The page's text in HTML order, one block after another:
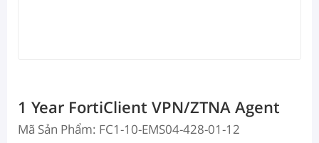
1 Year FortiClient VPN/ZTNA Agent
Mã Sản Phẩm: FC1-10-EMS04-428-01-12